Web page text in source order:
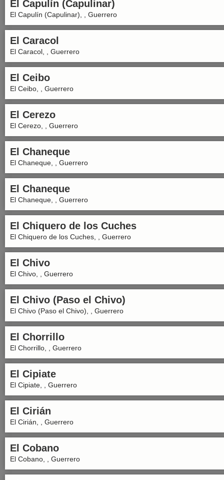
El Capulín (Capulinar)
El Capulín (Capulinar), , Guerrero
El Caracol
El Caracol, , Guerrero
El Ceibo
El Ceibo, , Guerrero
El Cerezo
El Cerezo, , Guerrero
El Chaneque
El Chaneque, , Guerrero
El Chaneque
El Chaneque, , Guerrero
El Chiquero de los Cuches
El Chiquero de los Cuches, , Guerrero
El Chivo
El Chivo, , Guerrero
El Chivo (Paso el Chivo)
El Chivo (Paso el Chivo), , Guerrero
El Chorrillo
El Chorrillo, , Guerrero
El Cipiate
El Cipiate, , Guerrero
El Cirián
El Cirián, , Guerrero
El Cobano
El Cobano, , Guerrero